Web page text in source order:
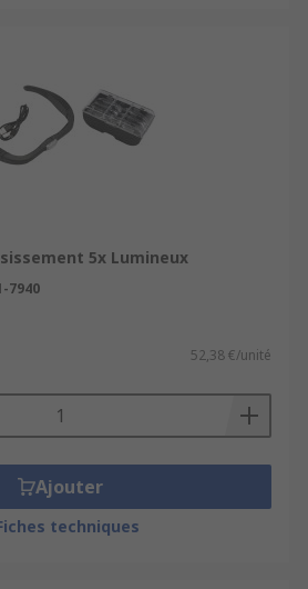
5x Lumineux
7940
52,38 €/unité
Ajouter
techniques